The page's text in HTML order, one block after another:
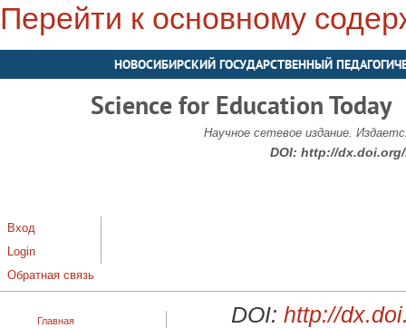
Перейти к основному
НОВОСИБИРСКИЙ ГОСУДАРСТВЕННЫЙ
Science for Education Today
Научное сетевое издание.
DOI: http://dx.doi.org/
Вход
Login
Обратная связь
Главная DOI: http://